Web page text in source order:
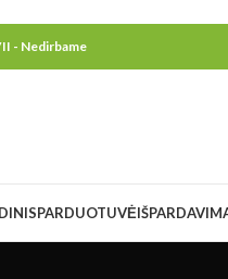
- Nedirbame
PARDUOTUVĖ